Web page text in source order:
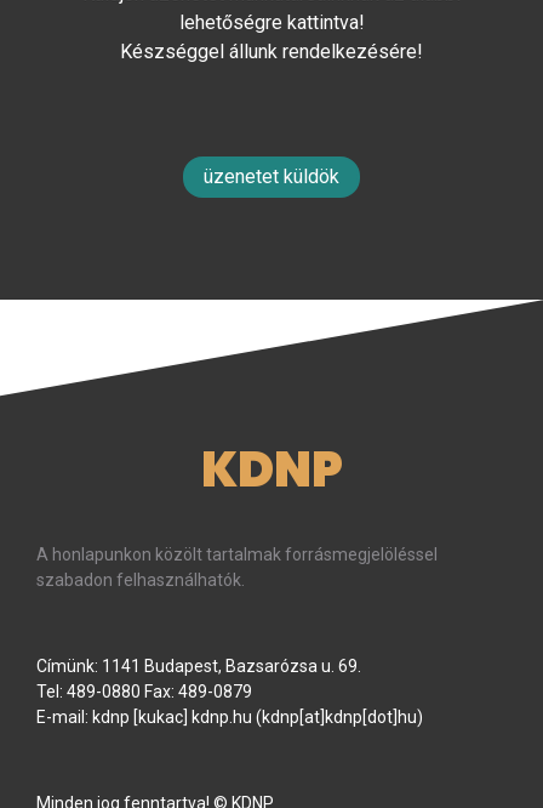
lehetőségre kattintva!
Készséggel állunk rendelkezésére!
üzenetet küldök
KDNP
A honlapunkon közölt tartalmak forrásmegjelöléssel
szabadon felhasználhatók.
Címünk: 1141 Budapest, Bazsarózsa u. 69.
Tel: 489-0880 Fax: 489-0879
E-mail: kdnp [kukac] kdnp.hu (kdnp[at]kdnp[dot]hu)
Minden jog fenntartva! © KDNP